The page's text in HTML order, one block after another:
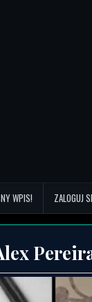
WPIS! ZALOGUJ